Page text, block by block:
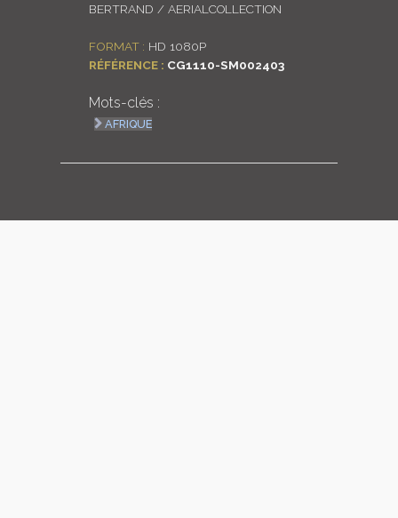
ENGLISH
BERTRAND / AERIALCOLLECTION
FORMAT : HD 1080P
RÉFÉRENCE : CG1110-SM002403
Mots-clés :
AFRIQUE